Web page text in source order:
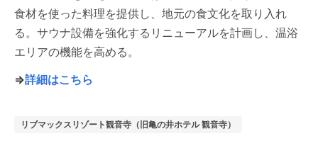
食材を使った料理を提供し、地元の食文化を取り入れ
る。サウナ設備を強化するリニューアルを計画し、温浴
エリアの機能を高める。
⇒詳細はこちら
リブマックスリゾート観音寺（旧亀の井ホテル 観音寺）